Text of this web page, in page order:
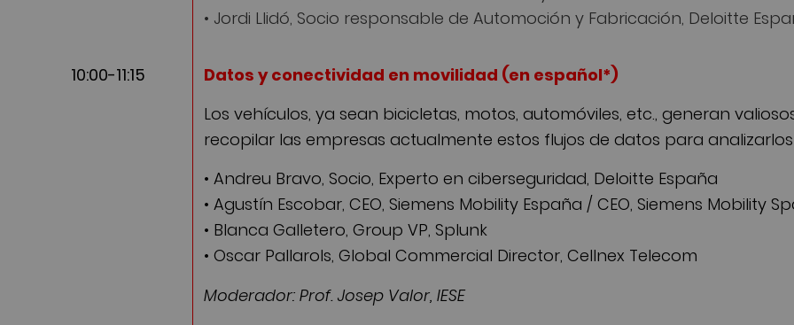
• Jordi Llidó, Socio responsable de Automoción y Fabricación, Deloitte
10:00-11:15
Datos y conectividad en movilidad (en español*)
Los vehículos, ya sean bicicletas, motos, automóviles, etc., generan
recopilar las empresas actualmente estos flujos de datos para
• Andreu Bravo, Socio, Experto en ciberseguridad, Deloitte España
• Agustín Escobar, CEO, Siemens Mobility España / CEO, Siemens Mobility
• Blanca Galletero, Group VP, Splunk
• Oscar Pallarols, Global Commercial Director, Cellnex Telecom
Moderador: Prof. Josep Valor, IESE